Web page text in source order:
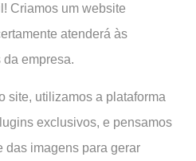
Criamos um website
atenderá às
empresa.
site, utilizamos a plataforma
exclusivos, e pensamos
das imagens para gerar